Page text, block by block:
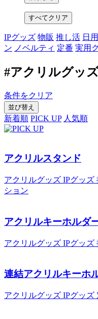
すべてクリア
IPグッズ 物販 推し活 日
ン ノベルティ 定番 実用
#アクリルグッ
条件をクリア
並び替え
新着順 PICK UP 人気順
アクリルスタンド
アクリルグッズ IPグッズ
ション
アクリルキーホルダ
アクリルグッズ IPグッズ
連結アクリルキーホ
アクリルグッズ IPグッズ